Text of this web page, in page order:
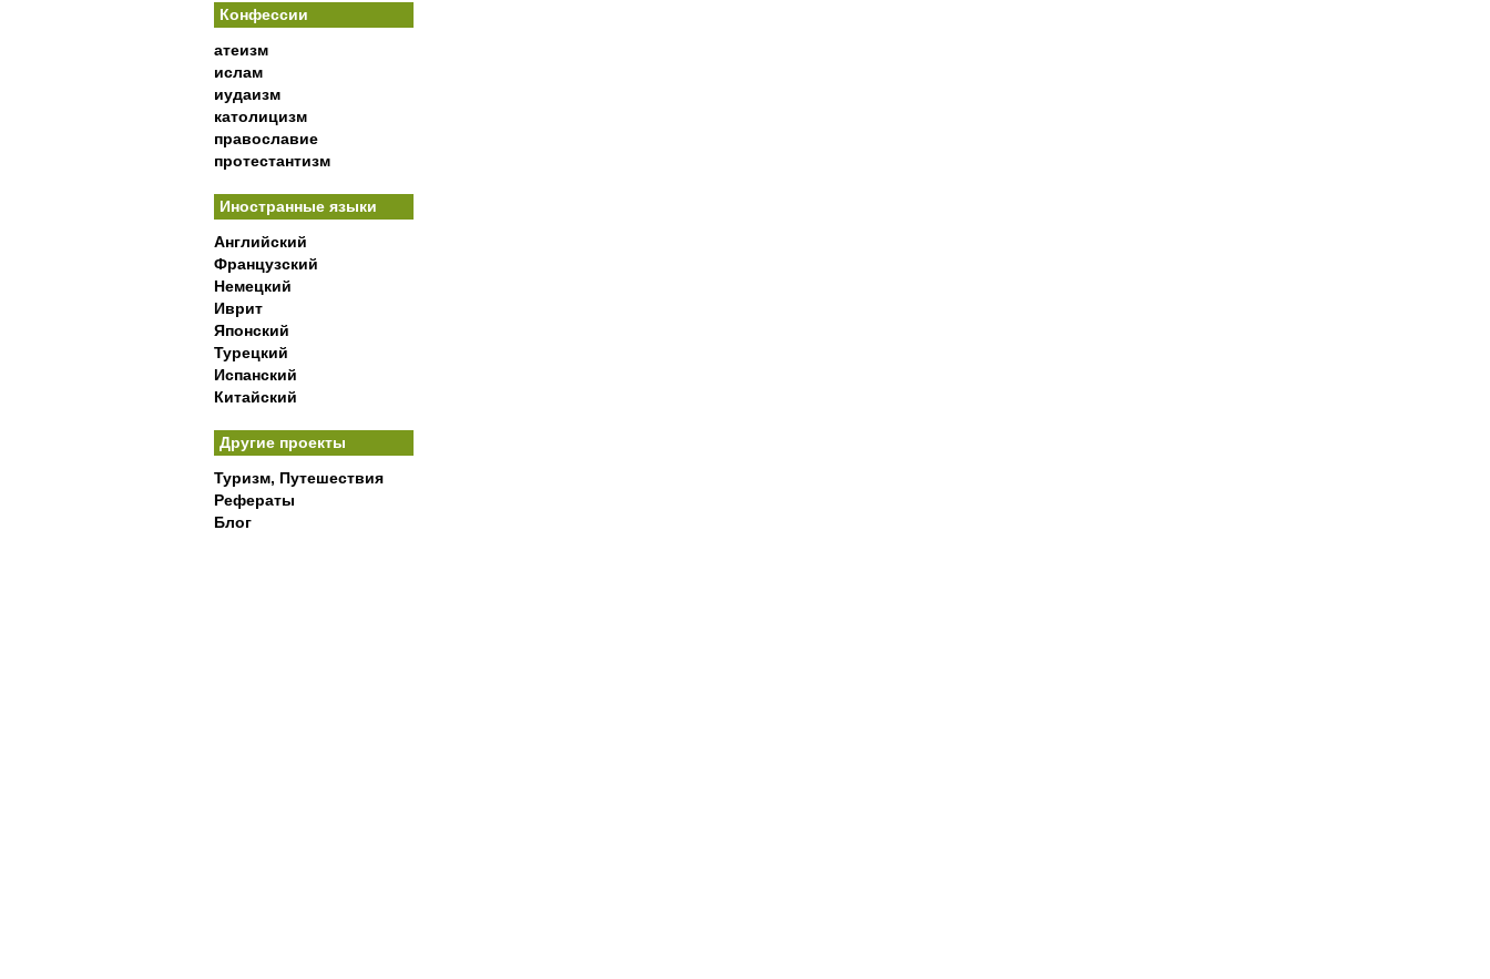
Конфессии
атеизм
ислам
иудаизм
католицизм
православие
протестантизм
Иностранные языки
Английский
Французский
Немецкий
Иврит
Японский
Турецкий
Испанский
Китайский
Другие проекты
Туризм, Путешествия
Рефераты
Блог